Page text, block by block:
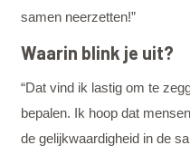
samen neerzetten!”
Waarin blink je uit?
“Dat vind ik lastig om te
bepalen. Ik hoop dat
de gelijkwaardigheid in de